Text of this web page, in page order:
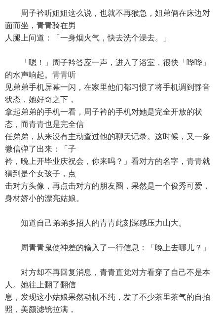
周子衿听姐姐这么说，也就不再猴急，姐弟俩在床边对
面而坐，青青骑在男
人腿上问道：「一身烟火气，快去洗个澡去。」
「嗯！」周子衿答应一声，进入了浴室，很快「哗哗」
的水声响起。青青听
见弟弟手机屏幕一闪，在家里他们都习惯了将手机调到静音
状态，她好奇之下，
拿起弟弟的手机一看，周子衿的手机对她是完全开放的状
态，而青青也是完全信
任弟弟，从来没有主动查过他的聊天记录。这时候，又一条
微信弹了出来：「子
衿，晚上开毕业庆祝会，你来吗？」看对方的名字，青青就
猜到是个女孩子，点
击对方头像，再点击对方的朋友圈，果然是一个俊秀可爱，
身材娇小的漂亮姑娘。
知道自己弟弟多招人的青青此刻深感压力山大。
周青青鬼使神差的输入了一行信息：「晚上去哪儿？」
对方却不再回复消息，青青直觉对方看穿了自己不是本
人。她往上翻了翻信
息，发现这小姑娘果然动机不纯，发了不少茶里茶气的自拍
照，美颜滤镜拉满，